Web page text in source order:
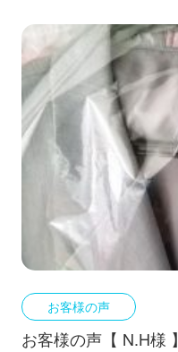
お客様の声
お客様の声【 N.H様 】